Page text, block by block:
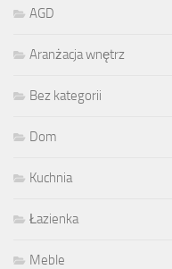
AGD
Aranżacja wnętrz
Bez kategorii
Dom
Kuchnia
Łazienka
Meble